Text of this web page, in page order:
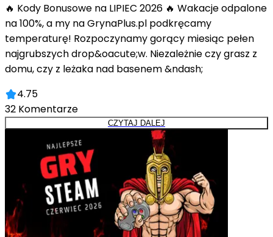
🔥 Kody Bonusowe na LIPIEC 2026 🔥 Wakacje odpalone
na 100%, a my na GrynaPlus.pl podkręcamy
temperaturę! Rozpoczynamy gorący miesiąc pełen
najgrubszych drop&oacute;w. Niezależnie czy grasz z
domu, czy z leżaka nad basenem &ndash;
4.75
32 Komentarze
CZYTAJ DALEJ